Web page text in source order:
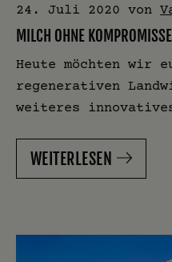
24. Juli 2020 von
MILCH OHNE KOMPROMISSE
Heute möchten wir
regenerativen
weiteres
WEITERLESEN